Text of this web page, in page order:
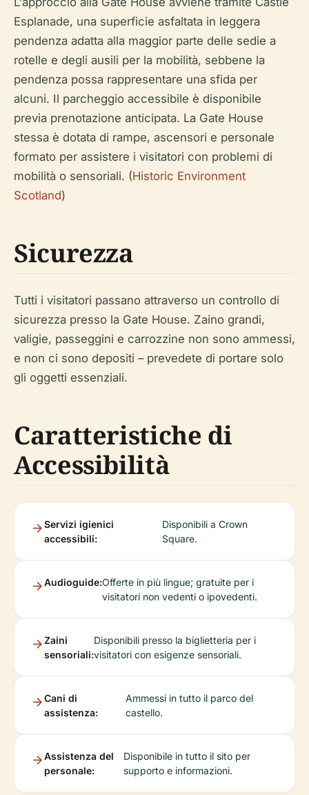
Esplanade, una superficie asfaltata in leggera
pendenza adatta alla maggior parte delle sedie a
rotelle e degli ausili per la mobilità, sebbene la
pendenza possa rappresentare una sfida per
alcuni. Il parcheggio accessibile è disponibile
previa prenotazione anticipata. La Gate House
stessa è dotata di rampe, ascensori e personale
formato per assistere i visitatori con problemi di
mobilità o sensoriali. (Historic Environment
Scotland)
Sicurezza
Tutti i visitatori passano attraverso un controllo di
sicurezza presso la Gate House. Zaino grandi,
valigie, passeggini e carrozzine non sono ammessi,
e non ci sono depositi – prevedete di portare solo
gli oggetti essenziali.
Caratteristiche di
Accessibilità
Servizi igienici
accessibili:
Disponibili a Crown
Square.
Audioguide:Offerte in più lingue; gratuite per i
visitatori non vedenti o ipovedenti.
Zaini
sensoriali:
Disponibili presso la biglietteria per i
visitatori con esigenze sensoriali.
Cani di
assistenza:
Ammessi in tutto il parco del
castello.
Assistenza del
personale:
Disponibile in tutto il sito per
supporto e informazioni.